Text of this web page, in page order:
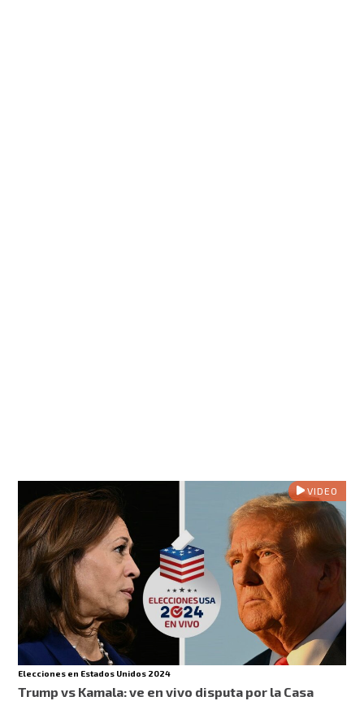
VIDEO
Elecciones en Estados Unidos 2024
Trump vs Kamala: ve en vivo disputa por la Casa